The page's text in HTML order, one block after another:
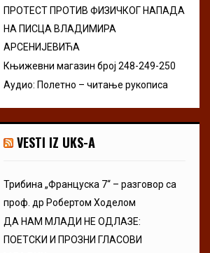
ПРОТЕСТ ПРОТИВ ФИЗИЧКОГ НАПАДА
НА ПИСЦА ВЛАДИМИРА
АРСЕНИЈЕВИЋА
Књижевни магазин број 248-249-250
Аудио: Полетно – читање рукописа
VESTI IZ UKS-A
Трибина „Француска 7“ – разговор са
проф. др Робертом Ходелом
ДА НАМ МЛАДИ НЕ ОДЛАЗЕ:
ПОЕТСКИ И ПРОЗНИ ГЛАСОВИ